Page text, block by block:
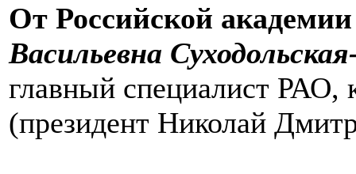
От Российской
Васильевна
главный специалист РАО,
(президент Николай